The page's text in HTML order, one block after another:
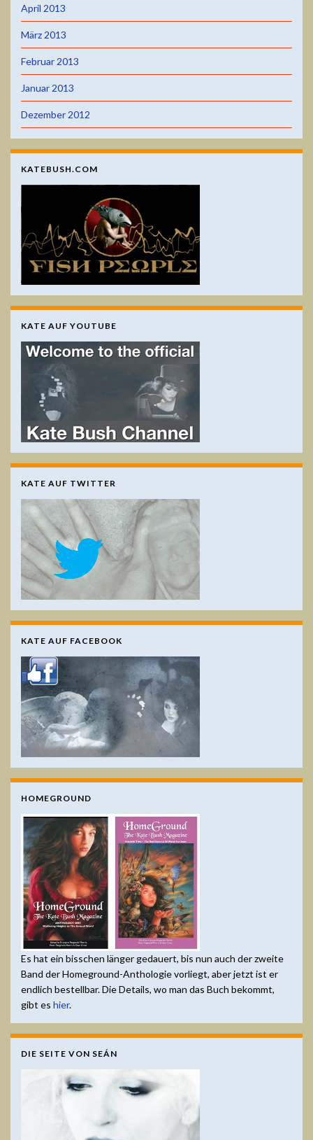
April 2013
März 2013
Februar 2013
Januar 2013
Dezember 2012
KATEBUSH.COM
KATE AUF YOUTUBE
KATE AUF TWITTER
KATE AUF FACEBOOK
HOMEGROUND
Es hat ein bisschen länger gedauert, bis nun auch der zweite
Band der Homeground-Anthologie vorliegt, aber jetzt ist er
endlich bestellbar. Die Details, wo man das Buch bekommt,
gibt es hier.
DIE SEITE VON SEÁN